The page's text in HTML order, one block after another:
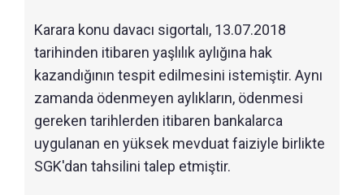
Karara konu davacı sigortalı, 13.07.2018
tarihinden itibaren yaşlılık aylığına hak
kazandığının tespit edilmesini istemiştir. Aynı
zamanda ödenmeyen aylıkların, ödenmesi
gereken tarihlerden itibaren bankalarca
uygulanan en yüksek mevduat faiziyle birlikte
SGK'dan tahsilini talep etmiştir.